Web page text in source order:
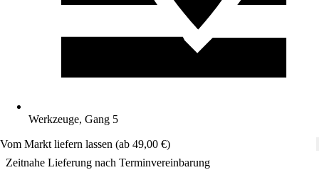
Werkzeuge, Gang 5
Vom Markt liefern lassen (ab 49,00 €)
Zeitnahe Lieferung nach Terminvereinbarung